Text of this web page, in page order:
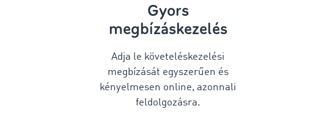
Gyors
megbízáskezelés
Adja le követeléskezelési
megbízását egyszerűen és
kényelmesen online, azonnali
feldolgozásra.